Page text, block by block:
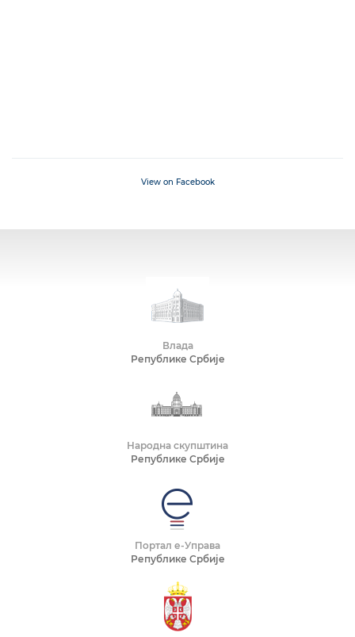
View on Facebook
Влада
Републике Србије
Народна скупштина
Републике Србије
Портал е-Управа
Републике Србије